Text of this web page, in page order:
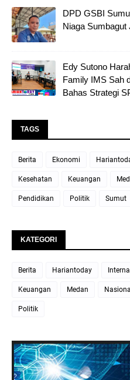
DPD GSBI
Niaga
Edy Sutono
Family IMS Sah
Bahas Strategi
TAGS
Berita Ekonomi
Kesehatan Keuangan
Pendidikan Politik Sumut
KATEGORI
Berita Hariantoday
Keuangan Medan Nasional
Politik